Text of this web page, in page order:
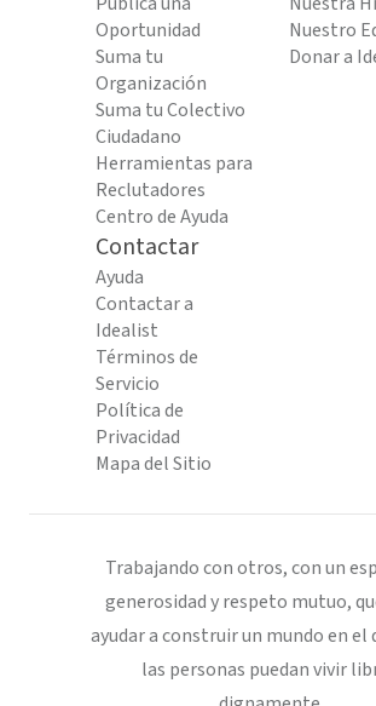
Oportunidad
Suma tu
Organización
Suma tu Colectivo
Ciudadano
Herramientas para
Reclutadores
Centro de Ayuda
Nuestro
Donar a
Contactar
Ayuda
Contactar a
Idealist
Términos de
Servicio
Política de
Privacidad
Mapa del Sitio
Trabajando con otros, con un
generosidad y respeto mutuo,
ayudar a construir un mundo en el
las personas puedan vivir